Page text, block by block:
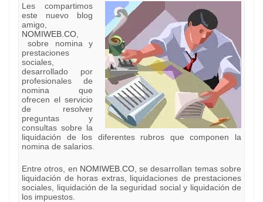
Les compartimos
este nuevo blog
amigo,
NOMIWEB.CO
sobre nomina y
prestaciones
sociales,
desarrollado por
profesionales de
nomina que
ofrecen el servicio
de resolver
preguntas y
consultas sobre la
liquidación de los diferentes rubros que componen la
nomina de salarios.
Entre otros, en NOMIWEB.CO, se desarrollan temas sobre
liquidación de horas extras, liquidaciones de prestaciones
sociales, liquidación de la seguridad social y liquidación de
los impuestos.